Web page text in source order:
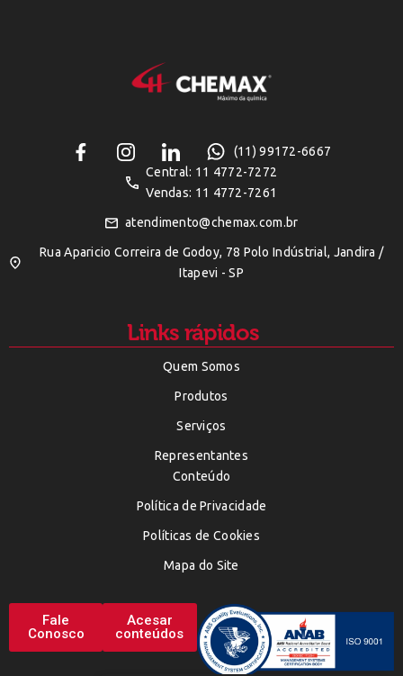
(11) 99172-6667
Central: 11 4772-7272
Vendas: 11 4772-7261
atendimento@chemax.com.br
Rua Aparicio Correira de Godoy, 78 Polo Indústrial, Jandira /
Itapevi - SP
Links rápidos
Quem Somos
Produtos
Serviços
Representantes
Conteúdo
Política de Privacidade
Políticas de Cookies
Mapa do Site
Fale
Conosco
Acesar
conteúdos